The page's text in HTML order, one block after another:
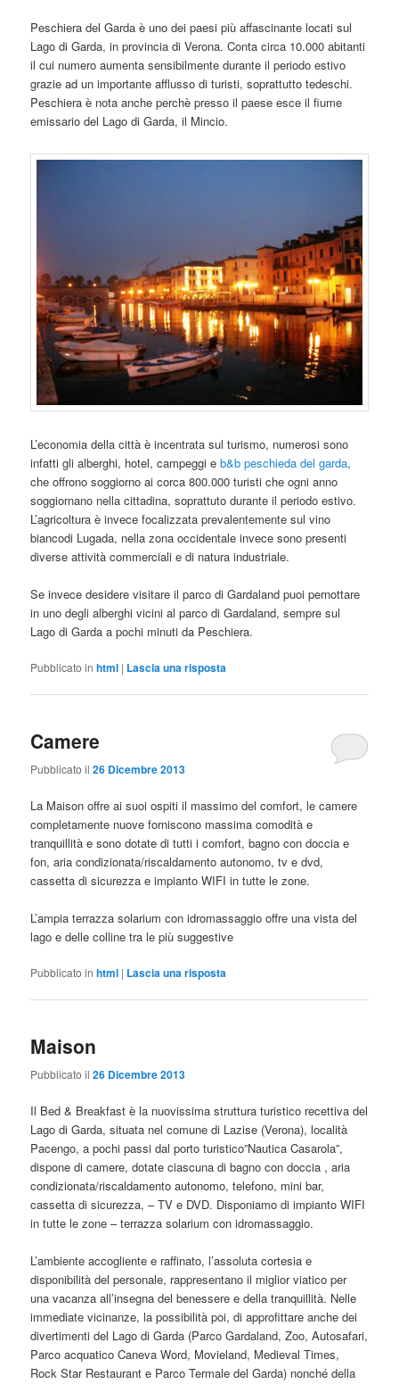
Peschiera del Garda è uno dei paesi più affascinante locati sul
Lago di Garda, in provincia di Verona. Conta circa 10.000 abitanti
il cui numero aumenta sensibilmente durante il periodo estivo
grazie ad un importante afflusso di turisti, soprattutto tedeschi.
Peschiera è nota anche perchè presso il paese esce il fiume
emissario del Lago di Garda, il Mincio.
L’economia della città è incentrata sul turismo, numerosi sono
infatti gli alberghi, hotel, campeggi eb&b peschieda del garda,
che offrono soggiorno ai corca 800.000 turisti che ogni anno
soggiornano nella cittadina, soprattuto durante il periodo estivo.
L’agricoltura è invece focalizzata prevalentemente sul vino
biancodi Lugada, nella zona occidentale invece sono presenti
diverse attività commerciali e di natura industriale.
Se invece desidere visitare il parco di Gardaland puoi pernottare
in uno degli alberghi vicini al parco di Gardaland, sempre sul
Lago di Garda a pochi minuti da Peschiera.
Pubblicato in html | Lascia una risposta
Camere
Pubblicato il26 Dicembre 2013
La Maison offre ai suoi ospiti il massimo del comfort, le camere
completamente nuove forniscono massima comodità e
tranquillità e sono dotate di tutti i comfort, bagno con doccia e
fon, aria condizionata/riscaldamento autonomo, tv e dvd,
cassetta di sicurezza e impianto WIFI in tutte le zone.
L’ampia terrazza solarium con idromassaggio offre una vista del
lago e delle colline tra le più suggestive
Pubblicato in html | Lascia una risposta
Maison
Pubblicato il26 Dicembre 2013
Il Bed & Breakfast è la nuovissima struttura turistico recettiva del
Lago di Garda, situata nel comune di Lazise (Verona), località
Pacengo, a pochi passi dal porto turistico”Nautica Casarola”,
dispone di camere, dotate ciascuna di bagno con doccia , aria
condizionata/riscaldamento autonomo, telefono, mini bar,
cassetta di sicurezza, – TV e DVD. Disponiamo di impianto WIFI
in tutte le zone – terrazza solarium con idromassaggio.
L’ambiente accogliente e raffinato, l’assoluta cortesia e
disponibilità del personale, rappresentano il miglior viatico per
una vacanza all’insegna del benessere e della tranquillità. Nelle
immediate vicinanze, la possibilità poi, di approfittare anche dei
divertimenti del Lago di Garda (Parco Gardaland, Zoo, Autosafari,
Parco acquatico Caneva Word, Movieland, Medieval Times,
Rock Star Restaurant e Parco Termale del Garda) nonché della